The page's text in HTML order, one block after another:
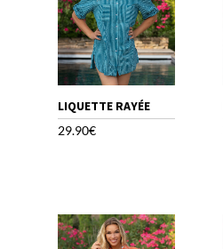
LIQUETTE RAYÉE
29.90€